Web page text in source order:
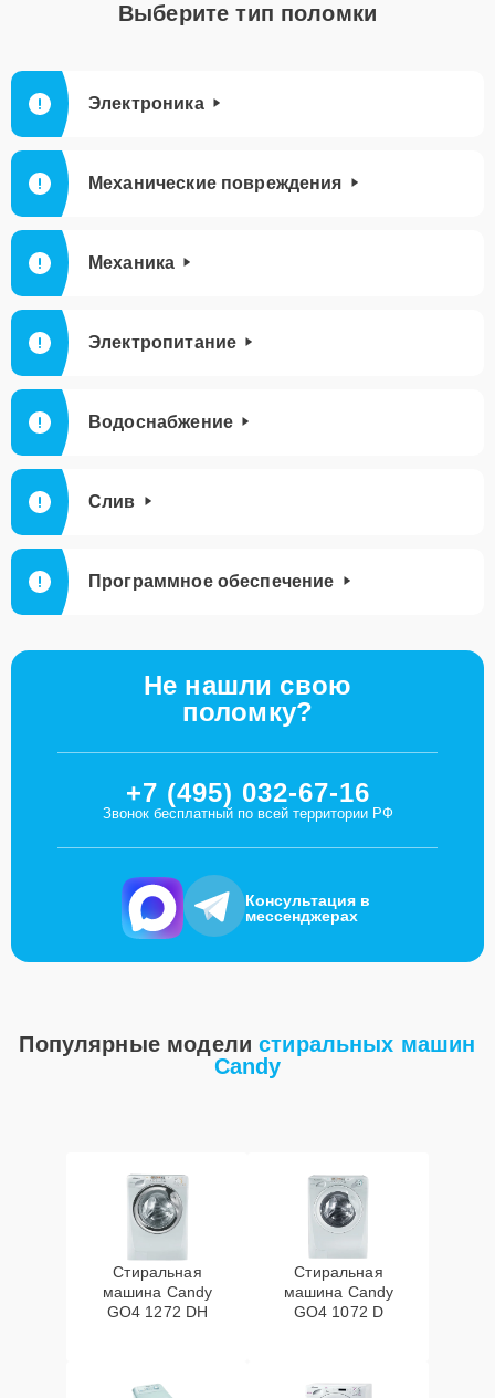
Выберите тип поломки
Электроника
Механические повреждения
Механика
Электропитание
Водоснабжение
Слив
Программное обеспечение
Не нашли свою
поломку?
+7 (495) 032-67-16
Звонок бесплатный по всей территории РФ
Консультация в
мессенджерах
Популярные моделистиральных машин
Candy
Стиральная
машина Candy
GO4 1272 DH
Стиральная
машина Candy
GO4 1072 D